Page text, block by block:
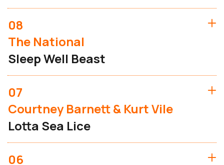
08
The National
Sleep Well Beast
07
Courtney Barnett & Kurt Vile
Lotta Sea Lice
06